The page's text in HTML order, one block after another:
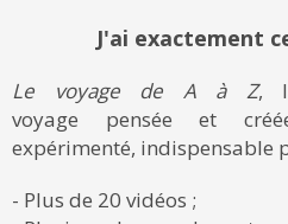
J'ai exactement
Le voyage de A à Z,
voyage pensée et
expérimenté, indispensable
- Plus de 20 vidéos ;